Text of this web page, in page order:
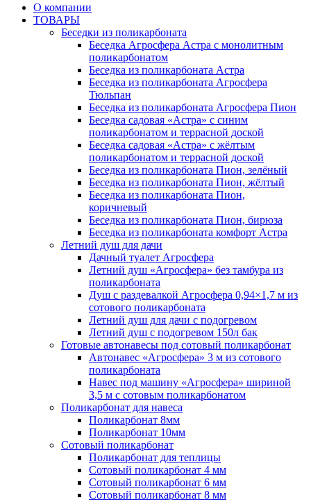
О компании
ТОВАРЫ
Беседки из поликарбоната
Беседка Агросфера Астра с монолитным
поликарбонатом
Беседка из поликарбоната Астра
Беседка из поликарбоната Агросфера
Тюльпан
Беседка из поликарбоната Агросфера Пион
Беседка садовая «Астра» с синим
поликарбонатом и террасной доской
Беседка садовая «Астра» с жёлтым
поликарбонатом и террасной доской
Беседка из поликарбоната Пион, зелёный
Беседка из поликарбоната Пион, жёлтый
Беседка из поликарбоната Пион,
коричневый
Беседка из поликарбоната Пион, бирюза
Беседка из поликарбоната комфорт Астра
Летний душ для дачи
Дачный туалет Агросфера
Летний душ «Агросфера» без тамбура из
поликарбоната
Душ с раздевалкой Агросфера 0,94×1,7 м из
сотового поликарбоната
Летний душ для дачи с подогревом
Летний душ с подогревом 150л бак
Готовые автонавесы под сотовый поликарбонат
Автонавес «Агросфера» 3 м из сотового
поликарбоната
Навес под машину «Агросфера» шириной
3,5 м с сотовым поликарбонатом
Поликарбонат для навеса
Поликарбонат 8мм
Поликарбонат 10мм
Сотовый поликарбонат
Поликарбонат для теплицы
Сотовый поликарбонат 4 мм
Сотовый поликарбонат 6 мм
Сотовый поликарбонат 8 мм